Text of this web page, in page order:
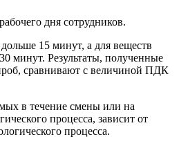
дня сотрудников.
15 минут, а для веществ
минут. Результаты, полученные
сравнивают с величиной ПДК
в течение смены или на
процесса, зависит от
процесса.